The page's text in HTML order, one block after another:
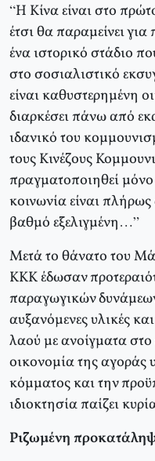
“Η Κίνα είναι στο
έτσι θα παραμείνει
ένα ιστορικό στάδιο
στο σοσιαλιστικό
είναι καθυστερημένη
διαρκέσει πάνω από
ιδανικό του
τους Κινέζους
πραγματοποιηθεί
κοινωνία είναι
βαθμό εξελιγμένη…”
Μετά το θάνατο του
ΚΚΚ έδωσαν
παραγωγικών
αυξανόμενες υλικές
λαού με ανοίγματα στο
οικονομία της αγοράς
κόμματος και την
ιδιοκτησία παίζει
Ριζωμένη